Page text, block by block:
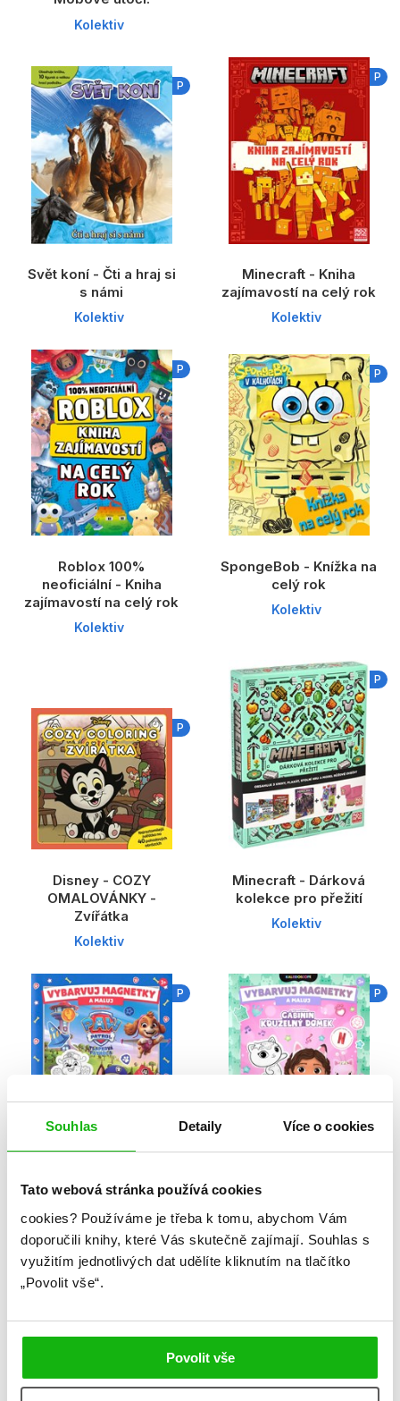
Souhlas Detaily Více o cookies
Tato webová stránka používá cookies
cookies? Používáme je třeba k tomu, abychom Vám
doporučili knihy, které Vás skutečně zajímají. Souhlas s
využitím jednotlivých dat udělíte kliknutím na tlačítko
„Povolit vše“.
Povolit vše
Kolektiv
P
Svět koní - Čti a hraj si
s námi
Kolektiv
P
Minecraft - Kniha
zajímavostí na celý rok
Kolektiv
P
Roblox 100%
neoficiální - Kniha
zajímavostí na celý rok
Kolektiv
P
SpongeBob - Knížka na
celý rok
Kolektiv
P
Disney - COZY
OMALOVÁNKY -
Zvířátka
Kolektiv
P
Minecraft - Dárková
kolekce pro přežití
Kolektiv
P
Tlapková patrola -
Vybarvuj magnetky
Kolektiv
P
Gábinin kouzelný
magnetky
Kolektiv